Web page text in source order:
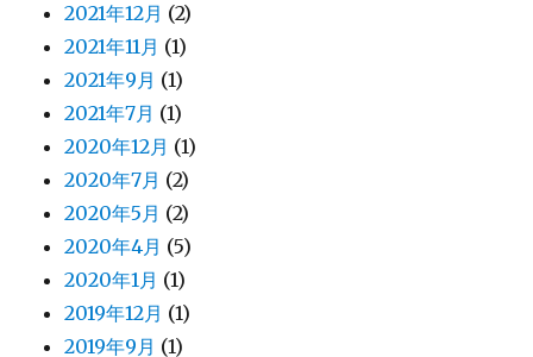
2021年12月 (2)
2021年11月 (1)
2021年9月 (1)
2021年7月 (1)
2020年12月 (1)
2020年7月 (2)
2020年5月 (2)
2020年4月 (5)
2020年1月 (1)
2019年12月 (1)
2019年9月 (1)